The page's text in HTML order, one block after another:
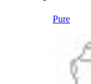
Pure